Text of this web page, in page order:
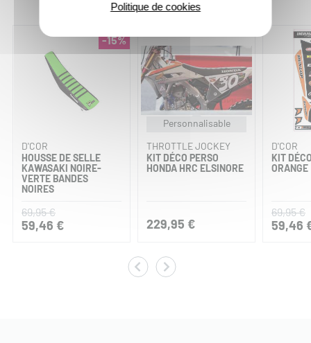
-15%
D'COR
HOUSSE DE SELLE
KAWASAKI NOIRE-
VERTE BANDES
NOIRES
69,95 €
59,46 €
Personnalisable
THROTTLE JOCKEY
KIT DÉCO PERSO
HONDA HRC ELSINORE
229,95 €
D'COR
KIT
ORANGE
69,95 €
59,46
Politique de cookies